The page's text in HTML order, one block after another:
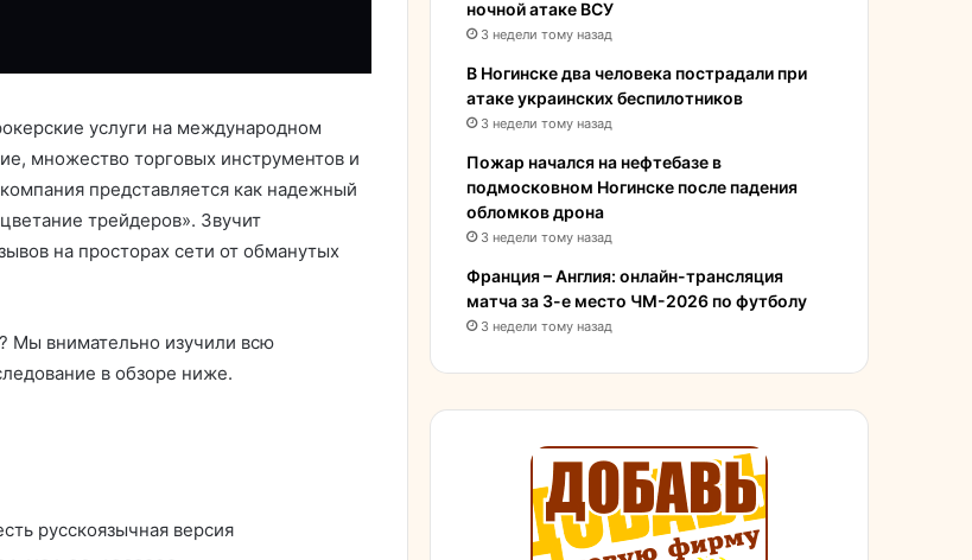
услуги на международном
множество торговых инструментов и
представляется как надежный
трейдеров». Звучит
на просторах сети от обманутых
Мы внимательно изучили всю
в обзоре ниже.
русскоязычная версия
ночной атаке ВСУ
3 недели тому назад
В Ногинске два человека пострадали при
атаке украинских беспилотников
3 недели тому назад
Пожар начался на нефтебазе в
подмосковном Ногинске после падения
обломков дрона
3 недели тому назад
Франция – Англия: онлайн-трансляция
матча за 3-е место ЧМ-2026 по футболу
3 недели тому назад